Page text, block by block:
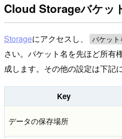
Cloud Storageバケッ
Storageにアクセスし、 バケット
さい。バケット名を先ほど所有
成します。その他の設定は下記
Key
データの保存場所